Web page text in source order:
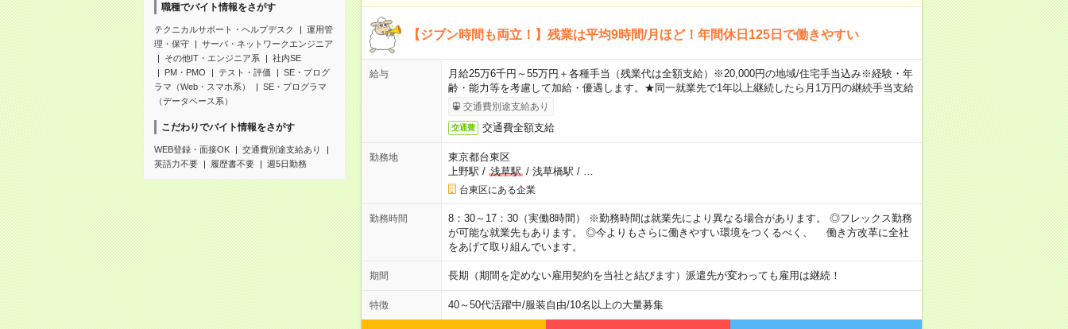
職種でバイト情報をさがす
テクニカルサポート・ヘルプデスク
運用管
理・保守
サーバ・ネットワークエンジニア
その他IT・エンジニア系
社内SE
PM・PMO
テスト・評価
SE・プログ
ラマ（Web・スマホ系）
SE・プログラマ
（データベース系）
こだわりでバイト情報をさがす
WEB登録・面接OK
交通費別途支給あり
英語力不要
履歴書不要 週5日勤務
【ジブン時間も両立！】残業は平均9時間/月ほど！年間休日125日で働きやすい
給与
月給25万6千円～55万円＋各種手当（残業代は全額支給）※20,000円の地域/住宅手当込み※経験・年
齢・能力等を考慮して加給・優遇します。★同一就業先で1年以上継続したら月1万円の継続手当支給
交通費別途支給あり
交通費 交通費全額支給
勤務地
東京都台東区
上野駅 / 浅草駅/ 浅草橋駅 /
台東区にある企業
勤務時間
8：30～17：30（実働8時間） ※勤務時間は就業先により異なる場合があります。 ◎フレックス勤務
が可能な就業先もあります。 ◎今よりもさらに働きやすい環境をつくるべく、 働き方改革に全社
をあげて取り組んでいます。
期間 長期（期間を定めない雇用契約を当社と結びます）派遣先が変わっても雇用は継続！
特徴 40～50代活躍中/服装自由/10名以上の大量募集